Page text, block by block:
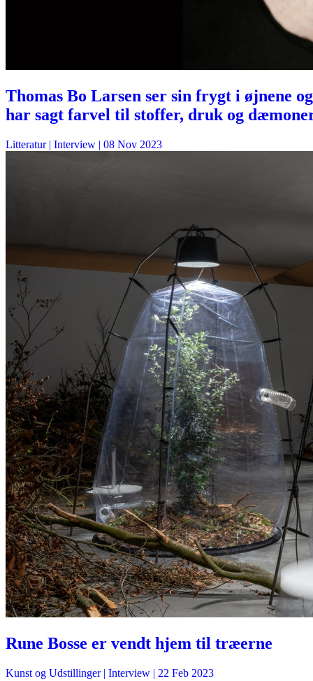
Thomas Bo Larsen ser sin frygt i øjnene og
har sagt farvel til stoffer, druk og
Litteratur| Interview | 08 Nov 2023
Rune Bosse er vendt hjem til træerne
Kunst og Udstillinger| Interview | 22 Feb 2023